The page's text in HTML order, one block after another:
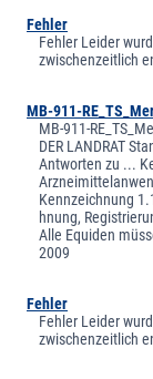
Fehler
Fehler Leider
zwischenzeitlich
MB-911-
MB-911-
DER LANDRAT
Antworten zu ...
Kennzeichnung
hnung,
Alle Equiden
2009
Fehler
Fehler Leider
zwischenzeitlich